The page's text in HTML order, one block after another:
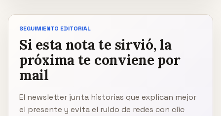
SEGUIMIENTO EDITORIAL
Si esta nota te sirvió, la
próxima te conviene por
mail
El newsletter junta historias que explican mejor
el presente y evita el ruido de redes con clic